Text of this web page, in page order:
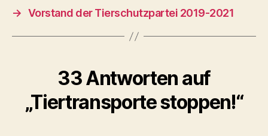
→ Vorstand der Tierschutzpartei 2019-2021
33 Antworten auf
„Tiertransporte stoppen!“